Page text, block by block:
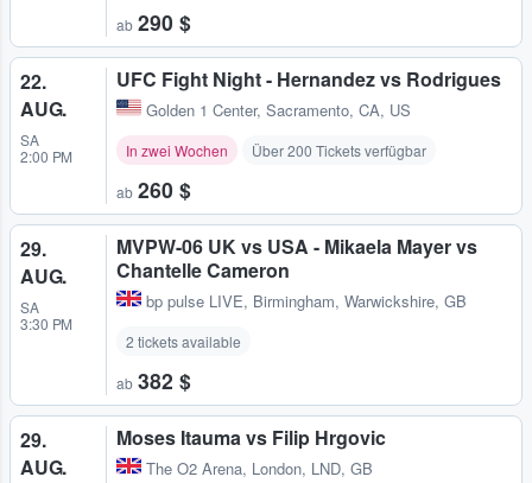
ab 290 $
22.
AUG.
SA
2:00 PM
UFC Fight Night - Hernandez vs Rodrigues
Golden 1 Center, Sacramento, CA, US
In zwei Wochen Über 200 Tickets verfügbar
ab 260 $
29.
AUG.
SA
3:30 PM
MVPW-06 UK vs USA - Mikaela Mayer vs
Chantelle Cameron
bp pulse LIVE, Birmingham, Warwickshire, GB
2 tickets available
ab 382 $
29.
AUG.
Moses Itauma vs Filip Hrgovic
The O2 Arena, London, LND, GB